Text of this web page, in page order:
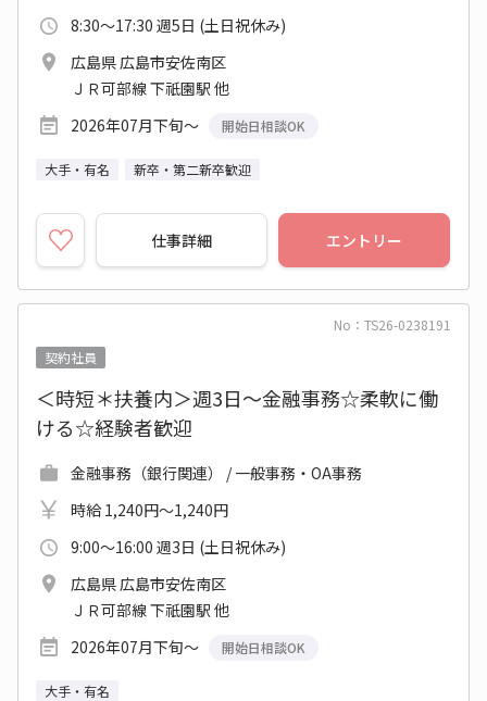
8:30～17:30 週5日 (土日祝休み)
広島県 広島市安佐南区
ＪＲ可部線 下祇園駅 他
2026年07月下旬～
開始日相談OK
大手・有名 新卒・第二新卒歓迎
仕事詳細 エントリー
No：TS26-0238191
契約社員
＜時短＊扶養内＞週3日～金融事務☆柔軟に働
ける☆経験者歓迎
金融事務（銀行関連） / 一般事務・OA事務
時給 1,240円～1,240円
9:00～16:00 週3日 (土日祝休み)
広島県 広島市安佐南区
ＪＲ可部線 下祇園駅 他
2026年07月下旬～
開始日相談OK
大手・有名